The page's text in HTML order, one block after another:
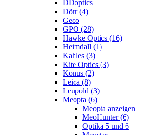
DDoptics
Dörr (4)
Geco
GPO (28)
Hawke Optics (16)
Heimdall (1)
Kahles (3)
Kite Optics (3)
Konus (2)
Leica (8)
Leupold (3)
Meopta (6)
Meopta anzeigen
MeoHunter (6)
Optika 5 und 6